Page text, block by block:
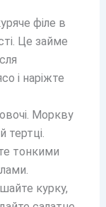
філе в
Це займе
і наріжте
Моркву
тертці.
тонкими
курку,